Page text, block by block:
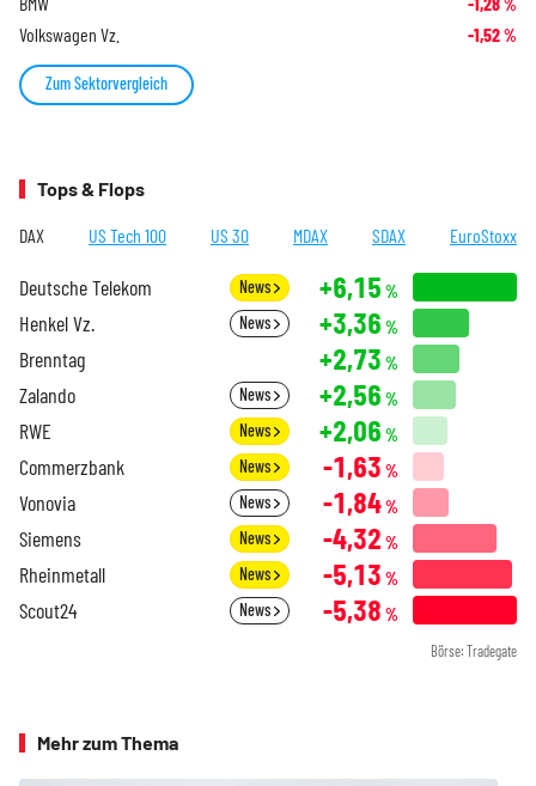
%
Volkswagen Vz. -1,52%
Zum Sektorvergleich
Tops & Flops
DAX US Tech 100 US 30 MDAX SDAX EuroStoxx
Deutsche Telekom News +6,15 %
Henkel Vz. News +3,36 %
Brenntag +2,73 %
Zalando News +2,56 %
RWE News +2,06 %
Commerzbank News -1,63 %
Vonovia News -1,84%
Siemens News -4,32 %
Rheinmetall News -5,13 %
Scout24 News -5,38 %
Börse: Tradegate
Mehr zum Thema